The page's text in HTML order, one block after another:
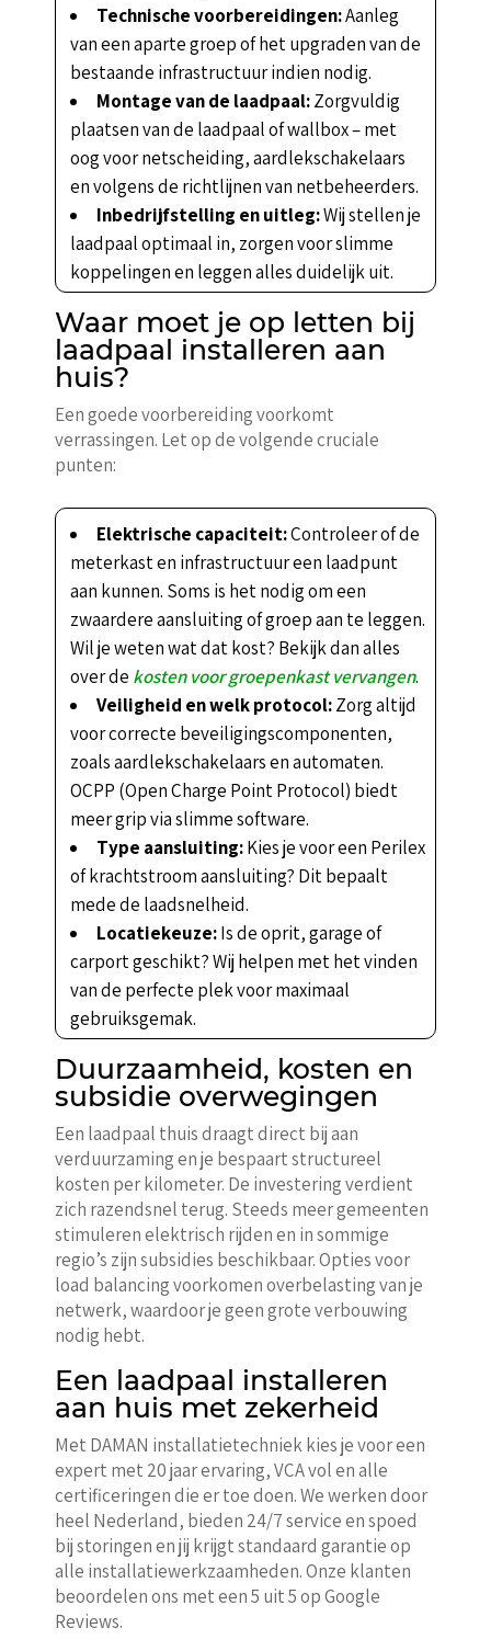
Technische voorbereidingen:Aanleg
van een aparte groep of het upgraden van de
bestaande infrastructuur indien nodig.
Montage van de laadpaal:Zorgvuldig
plaatsen van de laadpaal of wallbox – met
oog voor netscheiding, aardlekschakelaars
en volgens de richtlijnen van netbeheerders.
Inbedrijfstelling en uitleg:Wij stellen je
laadpaal optimaal in, zorgen voor slimme
koppelingen en leggen alles duidelijk uit.
Waar moet je op letten bij
laadpaal installeren aan
huis?
Een goede voorbereiding voorkomt
verrassingen. Let op de volgende cruciale
punten:
Elektrische capaciteit:Controleer of de
meterkast en infrastructuur een laadpunt
aan kunnen. Soms is het nodig om een
zwaardere aansluiting of groep aan te leggen.
Wil je weten wat dat kost? Bekijk dan alles
over de kosten voor groepenkast vervangen.
Veiligheid en welk protocol:Zorg altijd
voor correcte beveiligingscomponenten,
zoals aardlekschakelaars en automaten.
OCPP (Open Charge Point Protocol) biedt
meer grip via slimme software.
Type aansluiting:Kies je voor een Perilex
of krachtstroom aansluiting? Dit bepaalt
mede de laadsnelheid.
Locatiekeuze:Is de oprit, garage of
carport geschikt? Wij helpen met het vinden
van de perfecte plek voor maximaal
gebruiksgemak.
Duurzaamheid, kosten en
subsidie overwegingen
Een laadpaal thuis draagt direct bij aan
verduurzaming en je bespaart structureel
kosten per kilometer. De investering verdient
zich razendsnel terug. Steeds meer gemeenten
stimuleren elektrisch rijden en in sommige
regio’s zijn subsidies beschikbaar. Opties voor
load balancing voorkomen overbelasting van je
netwerk, waardoor je geen grote verbouwing
nodig hebt.
Een laadpaal installeren
aan huis met zekerheid
Met DAMAN installatietechniek kies je voor een
expert met 20 jaar ervaring, VCA vol en alle
certificeringen die er toe doen. We werken door
heel Nederland, bieden 24/7 service en spoed
bij storingen en jij krijgt standaard garantie op
alle installatiewerkzaamheden. Onze klanten
beoordelen ons met een 5 uit 5 op Google
Reviews.